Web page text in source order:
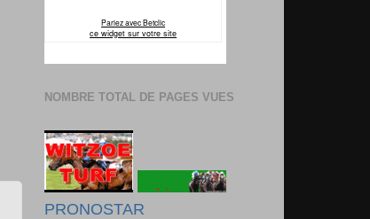
NOMBRE TOTAL DE PAGES VUES
PRONOSTAR